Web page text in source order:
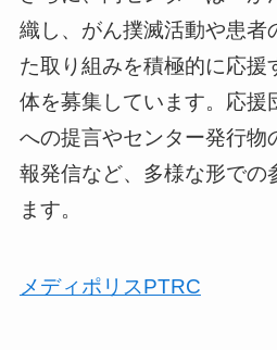
織し、がん撲滅活動や患者
た取り組みを積極的に応援
体を募集しています。応援
への提言やセンター発行物
報発信など、多様な形での
ます。
メディポリスPTRC